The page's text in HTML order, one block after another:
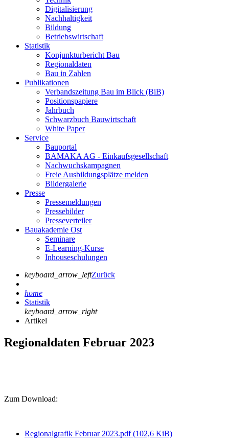
Digitalisierung
Nachhaltigkeit
Bildung
Betriebswirtschaft
Statistik
Konjunkturbericht Bau
Regionaldaten
Bau in Zahlen
Publikationen
Verbandszeitung Bau im Blick (BiB)
Positionspapiere
Jahrbuch
Schwarzbuch Bauwirtschaft
White Paper
Service
Bauportal
BAMAKA AG - Einkaufsgesellschaft
Nachwuchskampagnen
Freie Ausbildungsplätze melden
Bildergalerie
Presse
Pressemeldungen
Pressebilder
Presseverteiler
Bauakademie Ost
Seminare
E-Learning-Kurse
Inhouseschulungen
keyboard_arrow_leftZurück
home
Statistik
keyboard_arrow_right
Artikel
Regionaldaten Februar 2023
Zum Download:
Regionalgrafik Februar 2023.pdf(102,6 KiB)